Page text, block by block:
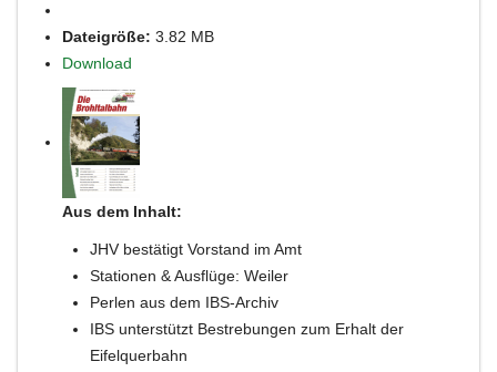
Dateigröße: 3.82 MB
Download
Aus dem Inhalt:
JHV bestätigt Vorstand im Amt
Stationen & Ausflüge: Weiler
Perlen aus dem IBS-Archiv
IBS unterstützt Bestrebungen zum Erhalt der
Eifelquerbahn